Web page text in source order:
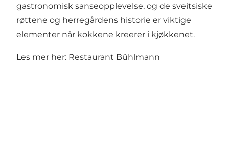
gastronomisk sanseopplevelse, og de sveitsiske
røttene og herregårdens historie er viktige
elementer når kokkene kreerer i kjøkkenet.
Les mer her: Restaurant Bühlmann